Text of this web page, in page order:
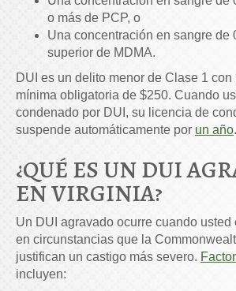
o más de PCP, o
Una concentración en sangre de
superior de MDMA.
DUI es un delito menor de Clase 1 con
mínima obligatoria de $250. Cuando
condenado por DUI, su licencia de
suspende automáticamente por un año.
¿QUÉ ES UN DUI
EN VIRGINIA?
Un DUI agravado ocurre cuando usted
en circunstancias que la
justifican un castigo más severo.
incluyen: